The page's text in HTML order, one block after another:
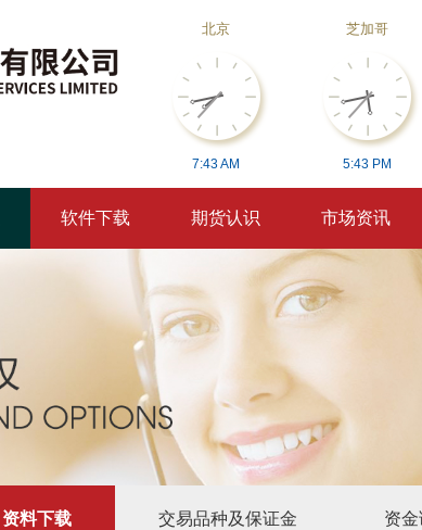
北京
7:43AM
芝加哥
5:43 PM
软件下载 期货认识 市场资讯
资料下载 交易品种及保证金 资